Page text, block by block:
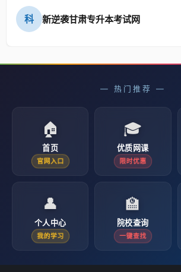
科 新逆袭甘肃专升本考试网
— 热门推荐 —
🏠
首页
官网入口
🎓
优质网课
限时优惠
👤
个人中心
我的学习
🏫
院校查询
一键查找